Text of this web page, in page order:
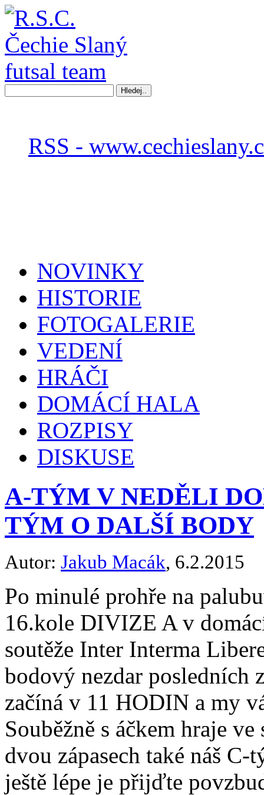
RSS -
NOVINKY
HISTORIE
FOTOGALERIE
VEDENÍ
HRÁČI
DOMÁCÍ HALA
ROZPISY
DISKUSE
A-TÝM V NEDĚLI
TÝM O DALŠÍ BODY
Autor: Jakub Macák, 6.2.2015
Po minulé prohře na
16.kole DIVIZE A v
soutěže Inter Interma
bodový nezdar posledních
začíná v 11 HODIN a my
Souběžně s áčkem hraje
dvou zápasech také náš
ještě lépe je přijďte